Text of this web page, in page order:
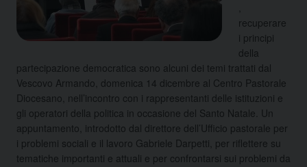
recuperare
i principi
della
partecipazione democratica sono alcuni dei temi trattati dal
Vescovo Armando, domenica 14 dicembre al Centro Pastorale
Diocesano, nell’incontro con i rappresentanti delle istituzioni e
gli operatori della politica in occasione del Santo Natale. Un
appuntamento, introdotto dal direttore dell’Ufficio pastorale per
i problemi sociali e il lavoro Gabriele Darpetti, per riflettere su
tematiche importanti e attuali e per confrontarsi sui problemi da